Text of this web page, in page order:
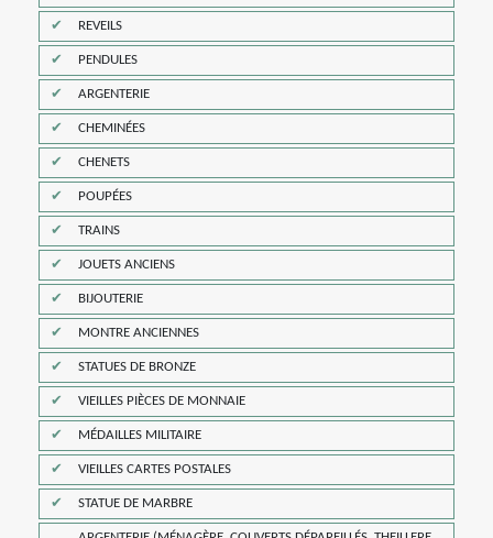
REVEILS
PENDULES
ARGENTERIE
CHEMINÉES
CHENETS
POUPÉES
TRAINS
JOUETS ANCIENS
BIJOUTERIE
MONTRE ANCIENNES
STATUES DE BRONZE
VIEILLES PIÈCES DE MONNAIE
MÉDAILLES MILITAIRE
VIEILLES CARTES POSTALES
STATUE DE MARBRE